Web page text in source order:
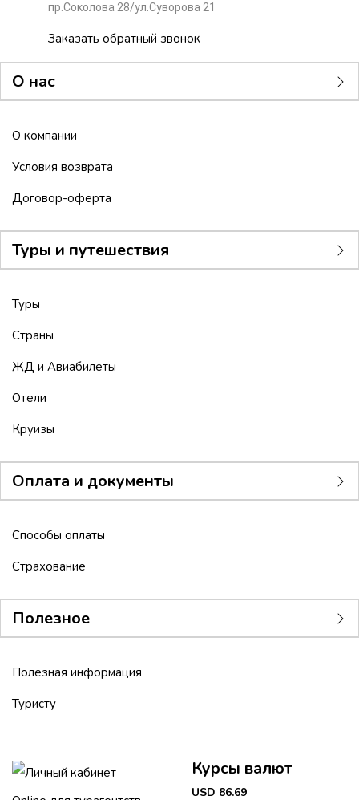
пр.Соколова 28/ул.Суворова 21
Заказать обратный звонок
О нас
О компании
Условия возврата
Договор-оферта
Туры и путешествия
Туры
Страны
ЖД и Авиабилеты
Отели
Круизы
Оплата и документы
Способы оплаты
Страхование
Полезное
Полезная информация
Туристу
Личный кабинет
Курсы валют
USD 86.69